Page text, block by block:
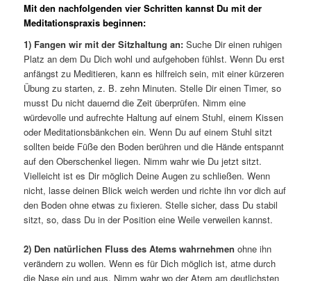
Mit den nachfolgenden vier Schritten kannst Du mit der
Meditationspraxis beginnen:
1) Fangen wir mit der Sitzhaltung an: Suche Dir einen ruhigen
Platz an dem Du Dich wohl und aufgehoben fühlst. Wenn Du erst
anfängst zu Meditieren, kann es hilfreich sein, mit einer kürzeren
Übung zu starten, z. B. zehn Minuten. Stelle Dir einen Timer, so
musst Du nicht dauernd die Zeit überprüfen. Nimm eine
würdevolle und aufrechte Haltung auf einem Stuhl, einem Kissen
oder Meditationsbänkchen ein. Wenn Du auf einem Stuhl sitzt
sollten beide Füße den Boden berühren und die Hände entspannt
auf den Oberschenkel liegen. Nimm wahr wie Du jetzt sitzt.
Vielleicht ist es Dir möglich Deine Augen zu schließen. Wenn
nicht, lasse deinen Blick weich werden und richte ihn vor dich auf
den Boden ohne etwas zu fixieren. Stelle sicher, dass Du stabil
sitzt, so, dass Du in der Position eine Weile verweilen kannst.
2) Den natürlichen Fluss des Atems wahrnehmen ohne ihn
verändern zu wollen. Wenn es für Dich möglich ist, atme durch
die Nase ein und aus. Nimm wahr wo der Atem am deutlichsten